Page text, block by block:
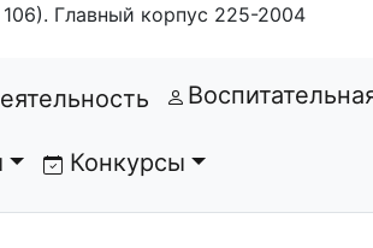
Главный корпус 225-2004
Конкурсы